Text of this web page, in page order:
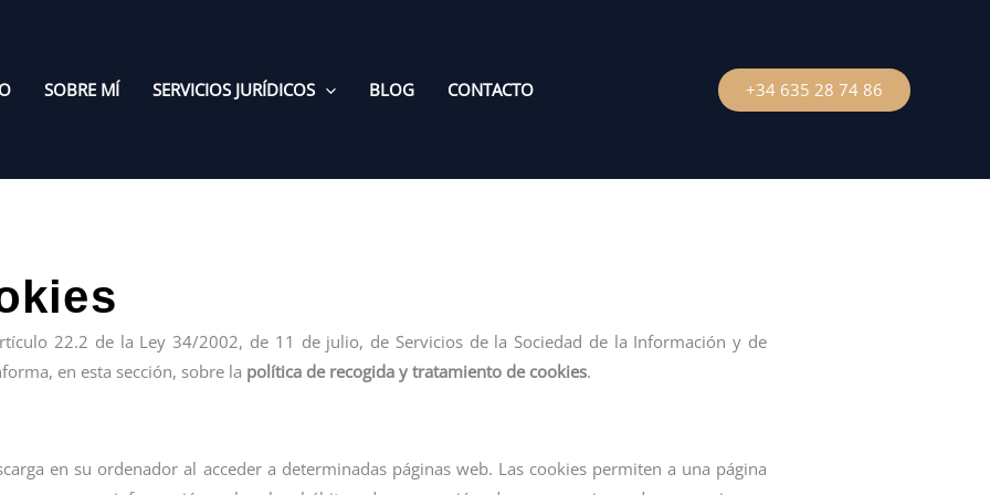
SOBRE MÍ SERVICIOS JURÍDICOS BLOG CONTACTO +34 635 28 74 86
22.2 de la Ley 34/2002, de 11 de julio, de Servicios de la Sociedad de la Información y de
en esta sección, sobre la política de recogida y tratamiento de cookies.
en su ordenador al acceder a determinadas páginas web. Las cookies permiten a una página